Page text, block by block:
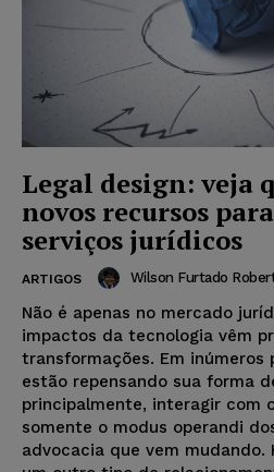
Legal design: veja
novos recursos
serviços jurídicos
ARTIGOS Wilson Furtado
Não é apenas no mercado
impactos da tecnologia vêm
transformações. Em inúmeros
estão repensando sua forma
principalmente, interagir com
somente o modus operandi
advocacia que vem mudando.